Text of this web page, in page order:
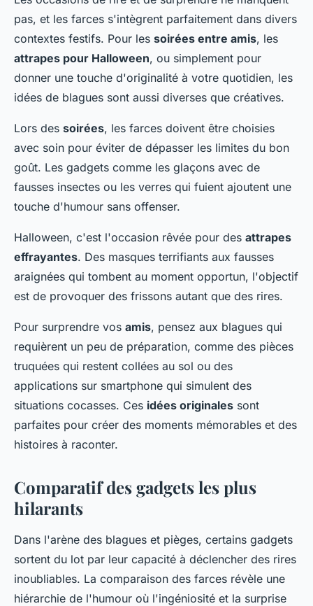
pas, et les farces s'intègrent parfaitement dans divers
contextes festifs. Pour les soirées entre amis, les
attrapes pour Halloween, ou simplement pour
donner une touche d'originalité à votre quotidien, les
idées de blagues sont aussi diverses que créatives.
Lors des soirées, les farces doivent être choisies
avec soin pour éviter de dépasser les limites du bon
goût. Les gadgets comme les glaçons avec de
fausses insectes ou les verres qui fuient ajoutent une
touche d'humour sans offenser.
Halloween, c'est l'occasion rêvée pour des attrapes
effrayantes. Des masques terrifiants aux fausses
araignées qui tombent au moment opportun, l'objectif
est de provoquer des frissons autant que des rires.
Pour surprendre vos amis, pensez aux blagues qui
requièrent un peu de préparation, comme des pièces
truquées qui restent collées au sol ou des
applications sur smartphone qui simulent des
situations cocasses. Ces idées originales sont
parfaites pour créer des moments mémorables et des
histoires à raconter.
Comparatif des gadgets les plus
hilarants
Dans l'arène des blagues et pièges, certains gadgets
sortent du lot par leur capacité à déclencher des rires
inoubliables. La comparaison des farces révèle une
hiérarchie de l'humour où l'ingéniosité et la surprise